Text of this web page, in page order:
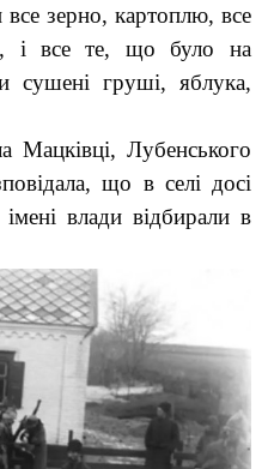
зерно, картоплю, все
і все те, що було на
сушені груші, яблука,
Мацківці, Лубенського
що в селі досі
влади відбирали в